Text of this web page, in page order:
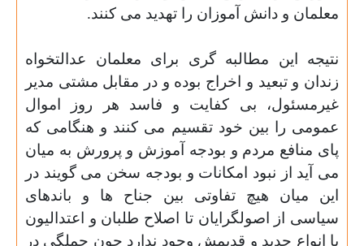
معلمان و دانش آموزان را تهدید می کنند.
نتیجه این مطالبه گری برای معلمان عدالتخواه
زندان و تبعید و اخراج بوده و در مقابل مشتی مدیر
غیرمسئول، بی کفایت و فاسد هر روز اموال
عمومی را بین خود تقسیم می کنند و هنگامی که
پای منافع مردم و بودجه آموزش و پرورش به میان
می آید از نبود امکانات و بودجه سخن می گویند در
این میان هیچ تفاوتی بین جناح ها و باندهای
سیاسی از اصولگرایان تا اصلاح طلبان و اعتدالیون
با انواع جدید و قدیمش وجود ندارد چون جملگی در